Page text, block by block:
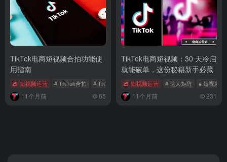
TikTok电商短视频合拍功能使
用指南
短视频运营 # TikTok合拍 # TikTok合拍搬运 # 电商短视频
11个月前 65
TikTok电商短视频：30 天冷启
就能破单，这份秘籍新手必藏
短视频运营 # 达人矩阵 # 短视频制
11个月前 231